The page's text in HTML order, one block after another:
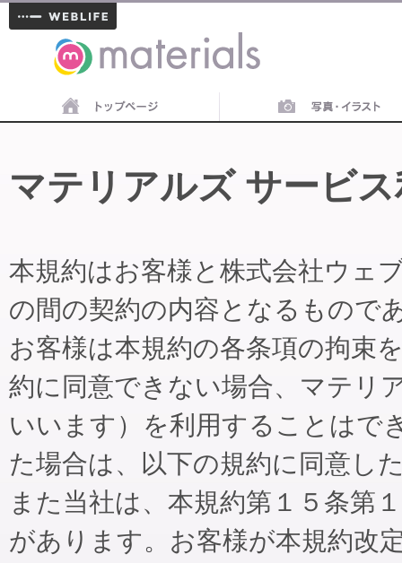
materials
マテリアルズ サービ
本規約はお客様と株式会社ウェ
の間の契約の内容となるもので
お客様は本規約の各条項の拘束
約に同意できない場合、マテリ
いいます）を利用することはで
た場合は、以下の規約に同意し
また当社は、本規約第１５条第
があります。お客様が本規約改